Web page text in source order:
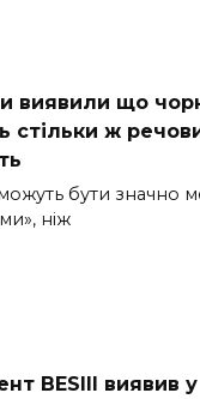
виявили що
стільки ж
бути значно
ніж
BESIII виявив у